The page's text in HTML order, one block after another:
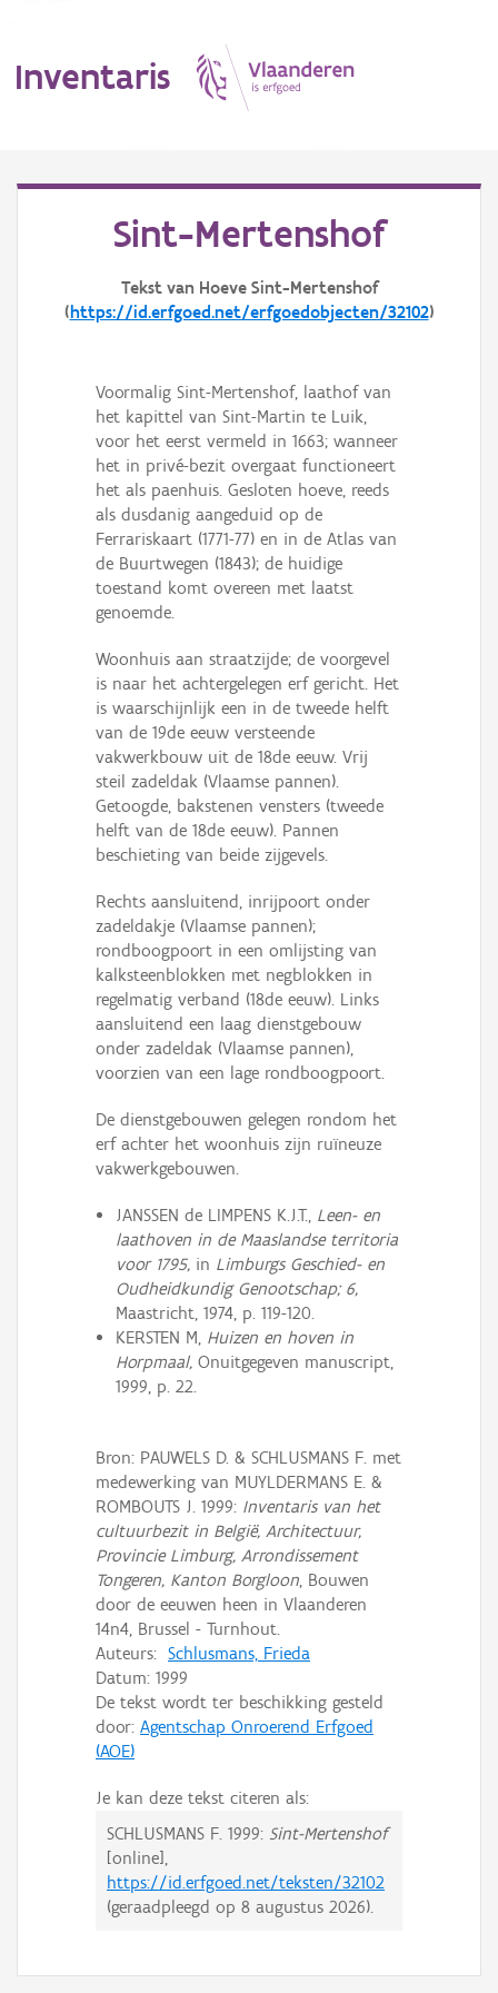
Inventaris
Aanduidingsobject
Gebeurtenis
Persoon of collectief
Sint-Mertenshof
Tekst van Hoeve Sint-Mertenshof
(https://id.erfgoed.net/erfgoedobjecten/32102)
Voormalig Sint-Mertenshof, laathof van
het kapittel van Sint-Martin te Luik,
voor het eerst vermeld in 1663; wanneer
het in privé-bezit overgaat functioneert
het als paenhuis. Gesloten hoeve, reeds
als dusdanig aangeduid op de
Ferrariskaart (1771-77) en in de Atlas van
de Buurtwegen (1843); de huidige
toestand komt overeen met laatst
genoemde.
Woonhuis aan straatzijde; de voorgevel
is naar het achtergelegen erf gericht. Het
is waarschijnlijk een in de tweede helft
van de 19de eeuw versteende
vakwerkbouw uit de 18de eeuw. Vrij
steil zadeldak (Vlaamse pannen).
Getoogde, bakstenen vensters (tweede
helft van de 18de eeuw). Pannen
beschieting van beide zijgevels.
Rechts aansluitend, inrijpoort onder
zadeldakje (Vlaamse pannen);
rondboogpoort in een omlijsting van
kalksteenblokken met negblokken in
regelmatig verband (18de eeuw). Links
aansluitend een laag dienstgebouw
onder zadeldak (Vlaamse pannen),
voorzien van een lage rondboogpoort.
De dienstgebouwen gelegen rondom het
erf achter het woonhuis zijn ruïneuze
vakwerkgebouwen.
JANSSEN de LIMPENS K.J.T.,Leen- en
laathoven in de Maaslandse territoria
voor 1795,in Limburgs Geschied- en
Oudheidkundig Genootschap; 6,
Maastricht, 1974, p. 119-120.
KERSTEN M,Huizen en hoven in
Horpmaal,Onuitgegeven manuscript,
1999, p. 22.
Bron: PAUWELS D. & SCHLUSMANS F. met
medewerking van MUYLDERMANS E. &
ROMBOUTS J. 1999: Inventaris van het
cultuurbezit in België, Architectuur,
Provincie Limburg, Arrondissement
Tongeren, Kanton Borgloon, Bouwen
door de eeuwen heen in Vlaanderen
14n4, Brussel - Turnhout.
Auteurs: Schlusmans, Frieda
Datum: 1999
De tekst wordt ter beschikking gesteld
door: Agentschap Onroerend Erfgoed
(AOE)
Je kan deze tekst citeren als:
SCHLUSMANS F. 1999: Sint-Mertenshof
[online],
https://id.erfgoed.net/teksten/32102
(geraadpleegd op 8 augustus 2026).